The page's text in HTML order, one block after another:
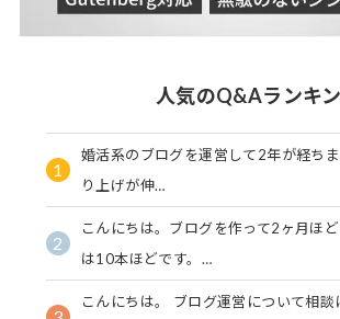
人気のQ&Aランキ
1
婚活系のブログを運営して2年が経ち
り上げが伸…
2
こんにちは。ブログを作って2ヶ月ほ
は10本ほどです。…
こんにちは。 ブログ運営について相談